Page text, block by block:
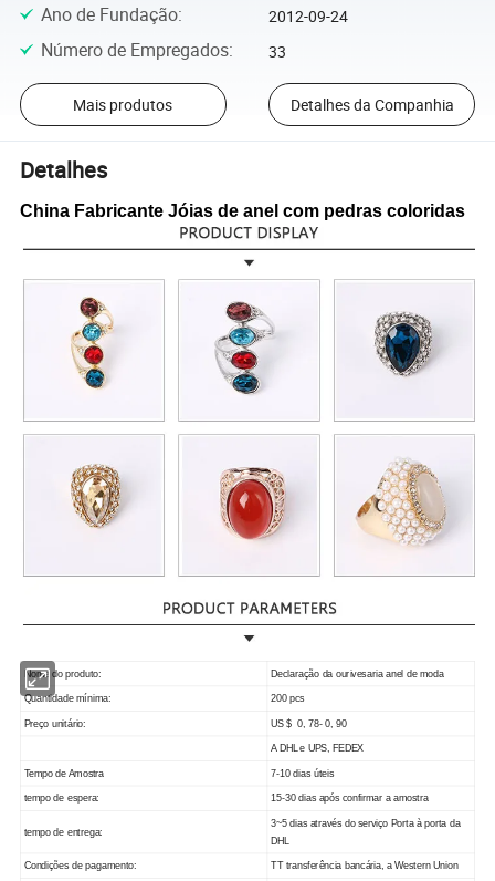
Ano de Fundação: 2012-09-24
Número de Empregados: 33
Mais produtos Detalhes da Companhia
Detalhes
China Fabricante Jóias de anel com pedras coloridas
Nome do produto: Declaração da ourivesaria anel de moda
Quantidade mínima: 200 pcs
Preço unitário: US $ 0, 78- 0, 90
A DHL e UPS, FEDEX
Tempo de Amostra 7-10 dias úteis
tempo de espera: 15-30 dias após confirmar a amostra
tempo de entrega:
3~5 dias através do serviço Porta à porta da
DHL
Condições de pagamento: TT transferência bancária, a Western Union